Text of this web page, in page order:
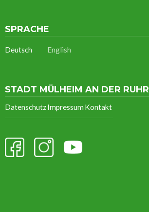
SPRACHE
Deutsch English
STADT MÜLHEIM AN DER RUHR
DatenschutzImpressum Kontakt